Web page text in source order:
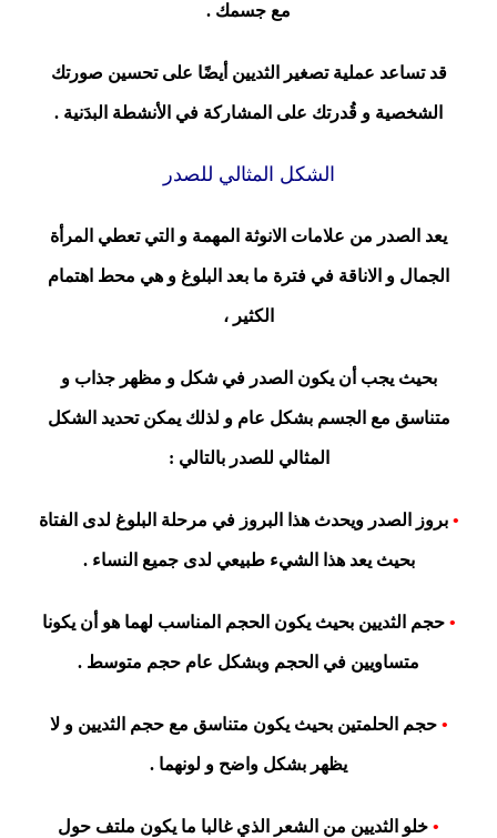
مع جسمك .
قد تساعد عملية تصغير الثديين أيضًا على تحسين صورتك
الشخصية و قُدرتك على المشاركة في الأنشطة البدَنية .
الشكل المثالي للصدر
يعد الصدر من علامات الانوثة المهمة و التي تعطي المرأة
الجمال و الاناقة في فترة ما بعد البلوغ و هي محط اهتمام
الكثير ،
بحيث يجب أن يكون الصدر في شكل و مظهر جذاب و
متناسق مع الجسم بشكل عام و لذلك يمكن تحديد الشكل
المثالي للصدر بالتالي :
•بروز الصدر ويحدث هذا البروز في مرحلة البلوغ لدى الفتاة
بحيث يعد هذا الشيء طبيعي لدى جميع النساء .
•حجم الثديين بحيث يكون الحجم المناسب لهما هو أن يكونا
متساويين في الحجم وبشكل عام حجم متوسط .
•حجم الحلمتين بحيث يكون متناسق مع حجم الثديين و لا
يظهر بشكل واضح و لونهما .
• خلو الثديين من الشعر الذي غالبا ما يكون ملتف حول